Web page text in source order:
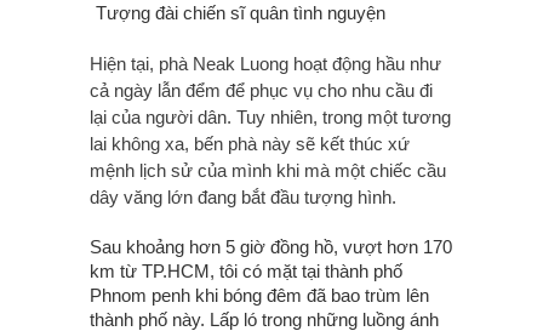
Tượng đài chiến sĩ quân tình nguyện
Hiện tại, phà Neak Luong hoạt động hầu như
cả ngày lẫn đểm để phục vụ cho nhu cầu đi
lại của người dân. Tuy nhiên, trong một tương
lai không xa, bến phà này sẽ kết thúc xứ
mệnh lịch sử của mình khi mà một chiếc cầu
dây văng lớn đang bắt đầu tượng hình.
Sau khoảng hơn 5 giờ đồng hồ, vượt hơn 170
km từ TP.HCM, tôi có mặt tại thành phố
Phnom penh khi bóng đêm đã bao trùm lên
thành phố này. Lấp ló trong những luồng ánh